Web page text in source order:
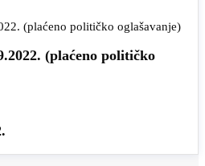
(plaćeno političko